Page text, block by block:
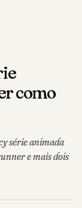
como
série animada
e mais dois